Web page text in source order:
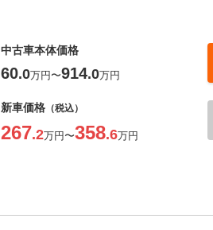
中古車本体価格
60.0万円〜914.0万円
新車価格 （税込）
267.2万円〜358.6万円